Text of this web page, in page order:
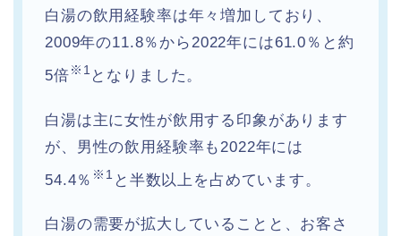
白湯の飲用経験率は年々増加しており、
2009年の11.8％から2022年には61.0％と約
5倍※1 となりました。
白湯は主に女性が飲用する印象があります
が、男性の飲用経験率も2022年には
54.4％ ※1 と半数以上を占めています。
白湯の需要が拡大していることと、お客さ